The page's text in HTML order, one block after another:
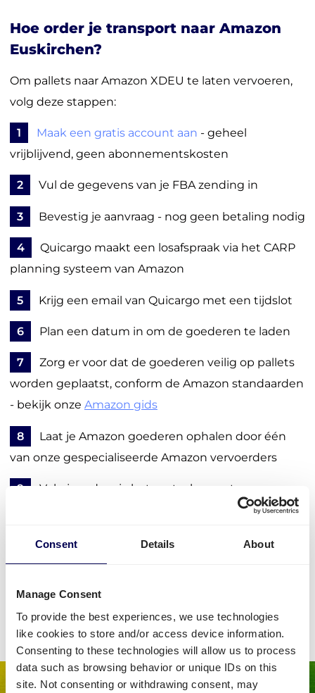
Consent Details About
Manage Consent
To provide the best experiences, we use technologies
like cookies to store and/or access device information.
Consenting to these technologies will allow us to process
data such as browsing behavior or unique IDs on this
site. Not consenting or withdrawing consent, may
Hoe order je transport naar Amazon
Euskirchen?
Om pallets naar Amazon XDEU te laten vervoeren,
volg deze stappen:
1 Maak een gratis account aan - geheel
vrijblijvend, geen abonnementskosten
2 Vul de gegevens van je FBA zending in
3 Bevestig je aanvraag - nog geen betaling nodig
4
Quicargo maakt een losafspraak via het CARP
planning systeem van Amazon
5 Krijg een email van Quicargo met een tijdslot
6 Plan een datum in om de goederen te laden
7
Zorg er voor dat de goederen veilig op pallets
worden geplaatst, conform de Amazon standaarden
- bekijk onze Amazon gids
8
Laat je Amazon goederen ophalen door één
van onze gespecialiseerde Amazon vervoerders
9 Volg je order via het portaal, en ontvang
• Bespaar 30% via het #1 transportnetwerk in Europa